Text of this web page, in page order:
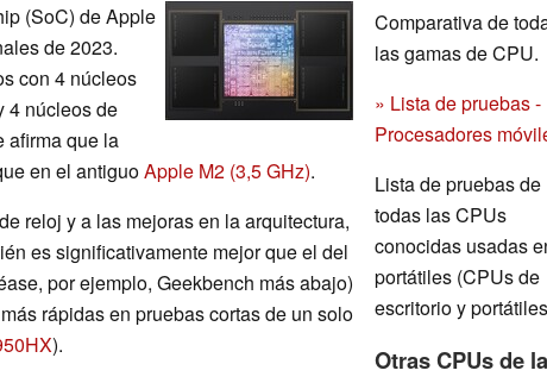
(SoC) de Apple
de 2023.
con 4 núcleos
4 núcleos de
afirma que la
en el antiguoApple M2 (3,5 GHz).
reloj y a las mejoras en la arquitectura,
es significativamente mejor que el del
por ejemplo, Geekbench más abajo)
rápidas en pruebas cortas de un solo
).
Comparativa de
las gamas de CPU.
» Lista de pruebas -
Procesadores
Lista de pruebas de
todas las CPUs
conocidas usadas
portátiles (CPUs de
escritorio y
Otras CPUs de la